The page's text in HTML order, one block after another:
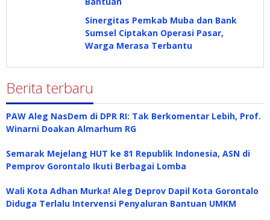
Sinergitas Pemkab Muba dan Bank
Sumsel Ciptakan Operasi Pasar,
Warga Merasa Terbantu
Berita terbaru
PAW Aleg NasDem di DPR RI: Tak Berkomentar Lebih, Prof.
Winarni Doakan Almarhum RG
Semarak Mejelang HUT ke 81 Republik Indonesia, ASN di
Pemprov Gorontalo Ikuti Berbagai Lomba
Wali Kota Adhan Murka! Aleg Deprov Dapil Kota Gorontalo
Diduga Terlalu Intervensi Penyaluran Bantuan UMKM